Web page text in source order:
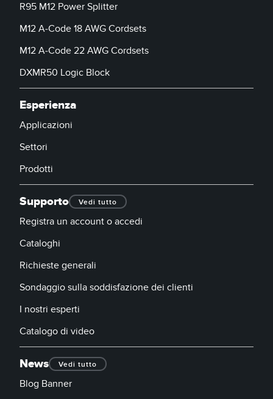
R95 M12 Power Splitter
M12 A-Code 18 AWG Cordsets
M12 A-Code 22 AWG Cordsets
DXMR50 Logic Block
Esperienza
Applicazioni
Settori
Prodotti
Supporto Vedi tutto
Registra un account o accedi
Cataloghi
Richieste generali
Sondaggio sulla soddisfazione dei clienti
I nostri esperti
Catalogo di video
News Vedi tutto
Blog Banner